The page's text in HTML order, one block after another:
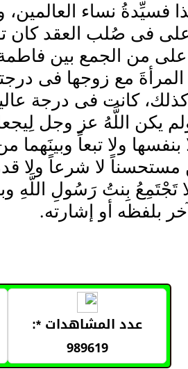
فسيِّدةُ نساء العالمين،
فى صُلب العقد كان
من الجمع بين
مع زوجها فى
كانت فى درجة
يكن اللَّهُ عز وجل
بنفسها ولا تبعاً
مستحسناً لا شرعاً ولا
تَجْتَمِعُ بِنتُ رَسُولِ اللَّهِ
بلفظه أو إشارته.
عدد المشاهدات *:
989619